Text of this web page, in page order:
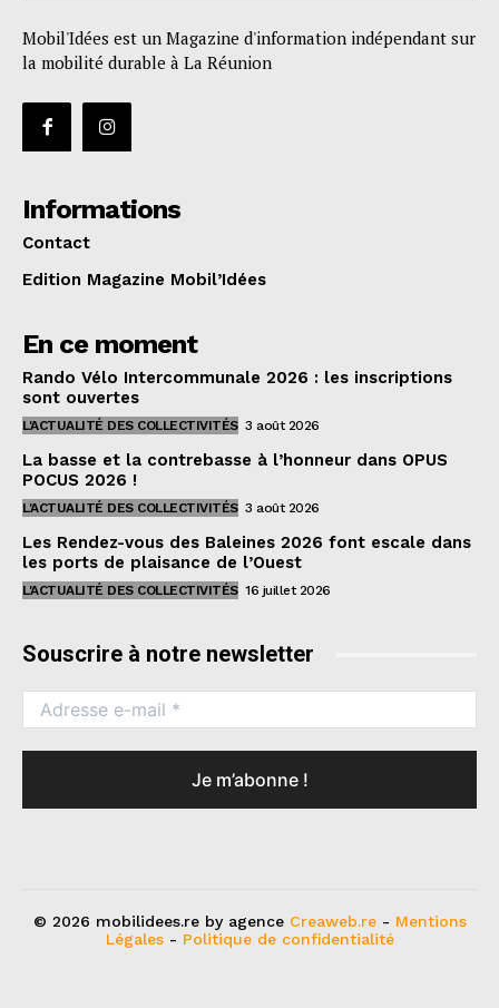
Mobil'Idées est un Magazine d'information indépendant sur
la mobilité durable à La Réunion
Informations
Contact
Edition Magazine Mobil’Idées
En ce moment
Rando Vélo Intercommunale 2026 : les inscriptions
sont ouvertes
L'ACTUALITÉ DES COLLECTIVITÉS 3 août 2026
La basse et la contrebasse à l’honneur dans OPUS
POCUS 2026 !
L'ACTUALITÉ DES COLLECTIVITÉS 3 août 2026
Les Rendez-vous des Baleines 2026 font escale dans
les ports de plaisance de l’Ouest
L'ACTUALITÉ DES COLLECTIVITÉS 16 juillet 2026
Souscrire à notre newsletter
© 2026 mobilidees.re by agence Creaweb.re- Mentions
Légales- Politique de confidentialité